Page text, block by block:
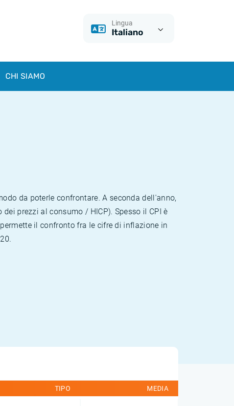
Lingua
Italiano
CHI SIAMO
da poterle confrontare. A seconda dell'anno,
prezzi al consumo / HICP). Spesso il CPI è
il confronto fra le cifre di inflazione in
TIPO MEDIA